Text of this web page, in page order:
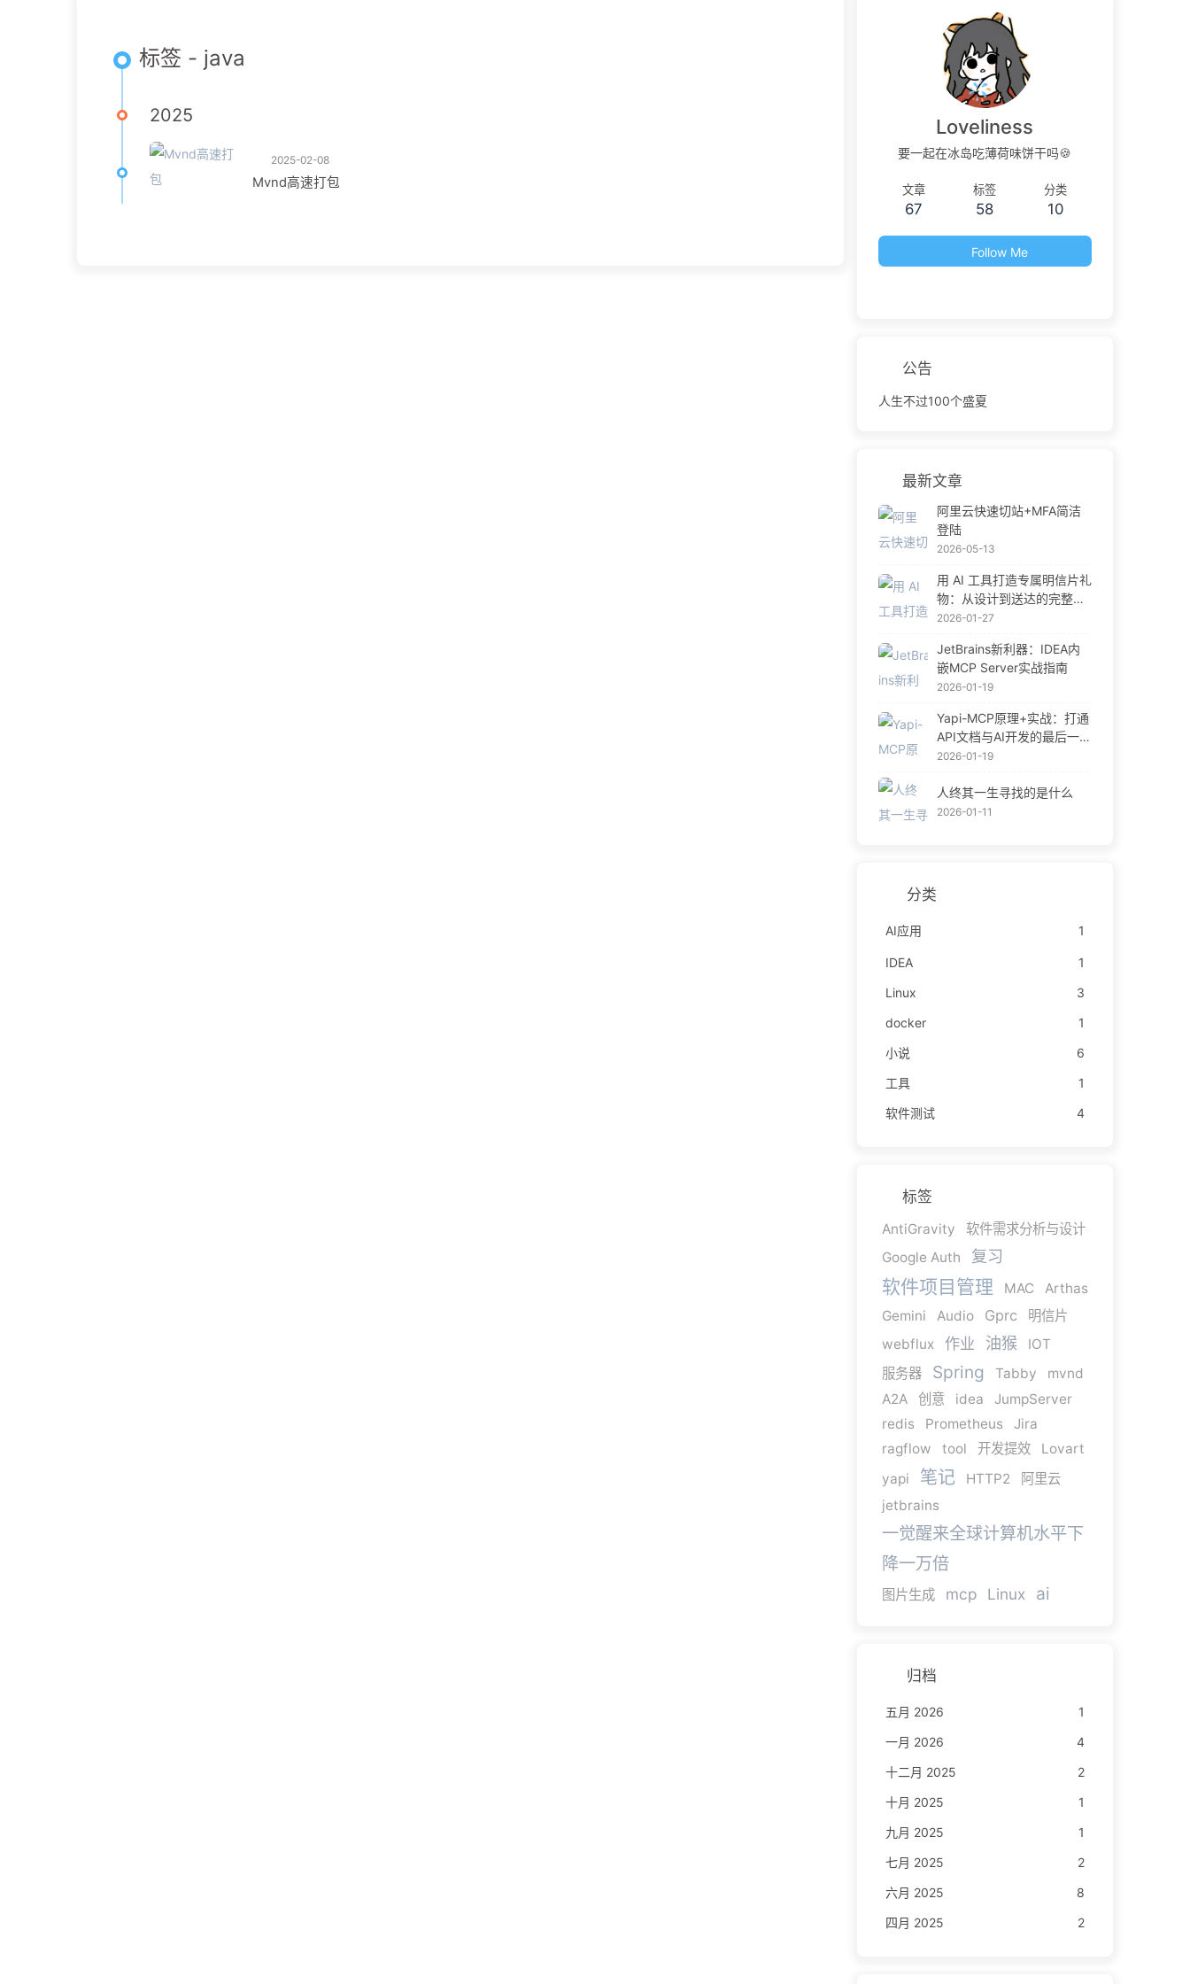
标签 - java
2025
2025-02-08
Mvnd高速打包
Loveliness
要一起在冰岛吃薄荷味饼干吗🍪
文章
67
标签
58
分类
10
Follow Me
公告
人生不过100个盛夏
最新文章
阿里云快速切站+MFA简洁
登陆
2026-05-13
用 AI 工具打造专属明信片礼
物：从设计到送达的完整指
南
2026-01-27
JetBrains新利器：IDEA内
嵌MCP Server实战指南
2026-01-19
Yapi-MCP原理+实战：打通
API文档与AI开发的最后一公
里
2026-01-19
人终其一生寻找的是什么
2026-01-11
分类
AI应用 1
IDEA
1
Linux
3
docker
1
小说
6
工具
1
软件测试
4
标签
AntiGravity
软件需求分析与设计
Google Auth
复习
软件项目管理 MAC
Arthas
Gemini
Audio Gprc
明信片
webflux
作业 油猴
IOT
服务器
Spring Tabby
mvnd
A2A
创意 idea
JumpServer
redis
Prometheus
Jira
ragflow
tool 开发提效
Lovart
yapi
笔记 HTTP2
阿里云
jetbrains
一觉醒来全球计算机水平下
降一万倍
图片生成 mcp Linux ai
归档
五月 2026
1
一月 2026
4
十二月 2025
2
十月 2025
1
九月 2025
1
七月 2025
2
六月 2025
8
四月 2025
2